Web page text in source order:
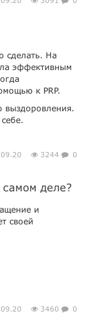
сделать. На
эффективным
к PRP.
выздоровления.
3244 0
деле?
и
своей
3460 0